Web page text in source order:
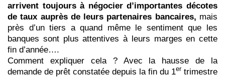
arrivent toujours à négocier d’importantes décotes
de taux auprès de leurs partenaires bancaires, mais
près d’un tiers a quand même le sentiment que les
banques sont plus attentives à leurs marges en cette
fin d’année….
Comment expliquer cela ? Avec la hausse de la
demande de prêt constatée depuis la fin du 1er trimestre